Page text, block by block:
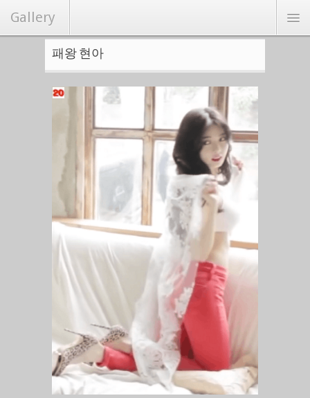
Gallery
패왕 현아